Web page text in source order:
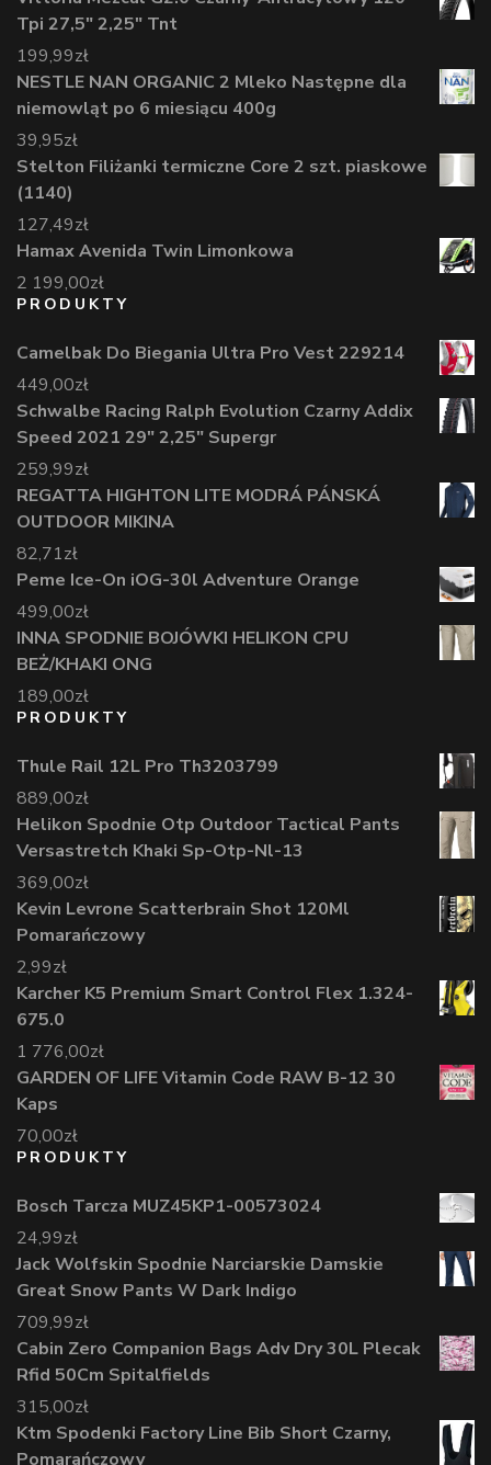
Tpi 27,5" 2,25" Tnt
199,99zł
NESTLE NAN ORGANIC 2 Mleko Następne dla
niemowląt po 6 miesiącu 400g
39,95zł
Stelton Filiżanki termiczne Core 2 szt. piaskowe
(1140)
127,49zł
Hamax Avenida Twin Limonkowa
2 199,00zł
PRODUKTY
Camelbak Do Biegania Ultra Pro Vest 229214
449,00zł
Schwalbe Racing Ralph Evolution Czarny Addix
Speed 2021 29" 2,25" Supergr
259,99zł
REGATTA HIGHTON LITE MODRÁ PÁNSKÁ
OUTDOOR MIKINA
82,71zł
Peme Ice-On iOG-30l Adventure Orange
499,00zł
INNA SPODNIE BOJÓWKI HELIKON CPU
BEŻ/KHAKI ONG
189,00zł
PRODUKTY
Thule Rail 12L Pro Th3203799
889,00zł
Helikon Spodnie Otp Outdoor Tactical Pants
Versastretch Khaki Sp-Otp-Nl-13
369,00zł
Kevin Levrone Scatterbrain Shot 120Ml
Pomarańczowy
2,99zł
Karcher K5 Premium Smart Control Flex 1.324-
675.0
1 776,00zł
GARDEN OF LIFE Vitamin Code RAW B-12 30
Kaps
70,00zł
PRODUKTY
Bosch Tarcza MUZ45KP1-00573024
24,99zł
Jack Wolfskin Spodnie Narciarskie Damskie
Great Snow Pants W Dark Indigo
709,99zł
Cabin Zero Companion Bags Adv Dry 30L Plecak
Rfid 50Cm Spitalfields
315,00zł
Ktm Spodenki Factory Line Bib Short Czarny,
Pomarańczowy